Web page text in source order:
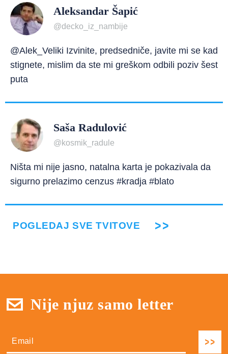
Aleksandar Šapić
@decko_iz_nambije
@Alek_Veliki Izvinite, predsedniče, javite mi se kad
stignete, mislim da ste mi greškom odbili poziv šest
puta
Saša Radulović
@kosmik_radule
Ništa mi nije jasno, natalna karta je pokazivala da
sigurno prelazimo cenzus #kradja #blato
POGLEDAJ SVE TVITOVE
Nije njuz samo letter